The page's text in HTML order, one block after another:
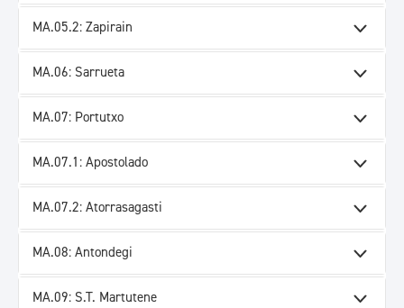
MA.05.2: Zapirain
MA.06: Sarrueta
MA.07: Portutxo
MA.07.1: Apostolado
MA.07.2: Atorrasagasti
MA.08: Antondegi
MA.09: S.T. Martutene